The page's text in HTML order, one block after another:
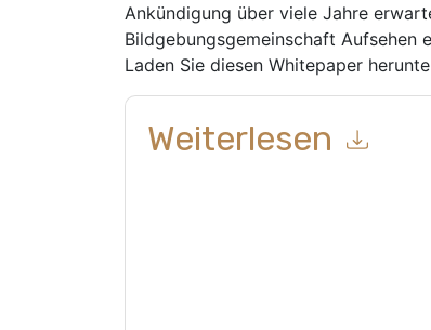
Ankündigung über viele Jahre
Bildgebungsgemeinschaft Aufsehen
Laden Sie diesen Whitepaper
Weiterlesen